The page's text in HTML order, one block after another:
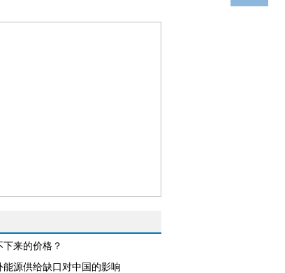
下来的价格？
能源供给缺口对中国的影响